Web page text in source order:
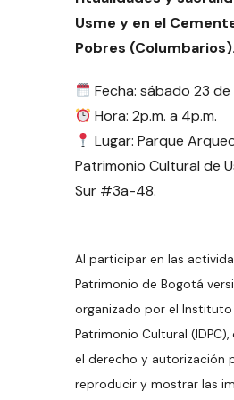
Usme y en el
Pobres (Columbarios).
Fecha: sábado 23
Hora: 2p.m. a 4p.m.
Lugar: Parque
Patrimonio Cultural de
Sur #3a-48.
Al participar en las
Patrimonio de Bogotá
organizado por el
Patrimonio Cultural (IDPC),
el derecho y autorización
reproducir y mostrar las